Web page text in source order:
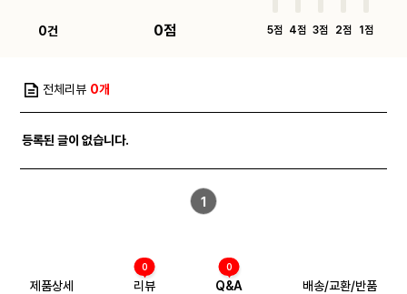
0건 0점 5점 4점 3점 2점 1점
전체리뷰 0개
등록된 글이 없습니다.
1
제품상세 리뷰
0
Q&A
0
배송/교환/반품